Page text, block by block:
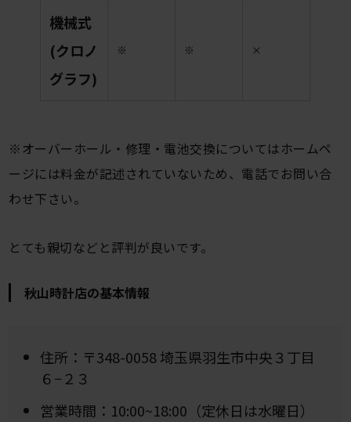
機械式
(クロノ
グラフ)
※ ※ ×
※オーバーホール・修理・電池交換についてはホームペ
ージには料金が記述されていないため、電話でお問い合
わせ下さい。
とても親切などと評判が良いです。
秋山時計店の基本情報
住所：〒348-0058 埼玉県羽生市中央３丁目
６−２３
営業時間：10:00~18:00（定休日は水曜日）